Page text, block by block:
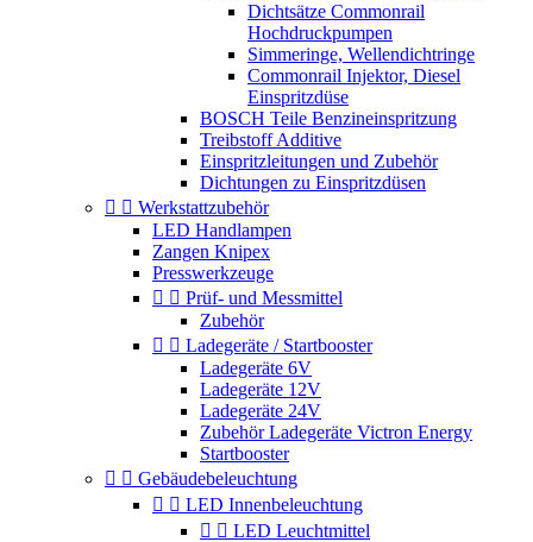
Dichtsätze Commonrail
Hochdruckpumpen
Simmeringe, Wellendichtringe
Commonrail Injektor, Diesel
Einspritzdüse
BOSCH Teile Benzineinspritzung
Treibstoff Additive
Einspritzleitungen und Zubehör
Dichtungen zu Einspritzdüsen
  Werkstattzubehör
LED Handlampen
Zangen Knipex
Presswerkzeuge
  Prüf- und Messmittel
Zubehör
  Ladegeräte / Startbooster
Ladegeräte 6V
Ladegeräte 12V
Ladegeräte 24V
Zubehör Ladegeräte Victron Energy
Startbooster
  Gebäudebeleuchtung
  LED Innenbeleuchtung
  LED Leuchtmittel